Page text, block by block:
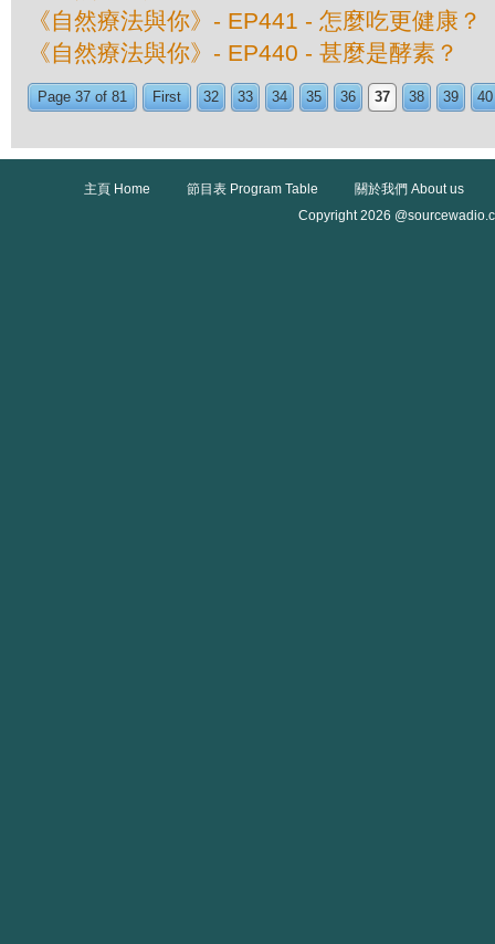
《自然療法與你》- EP441 - 怎麼吃更健康？
《自然療法與你》- EP440 - 甚麼是酵素？
Page 37 of 81 First 32 33 34 35 36 37 38 39 40
主頁 Home 節目表 Program Table
關於我們 About us
Copyright 2026